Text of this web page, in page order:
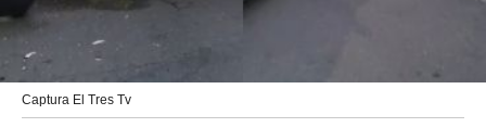
Captura El Tres Tv